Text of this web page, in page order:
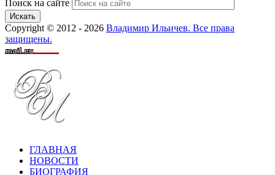
Поиск на сайте
Искать
Copyright © 2012 - 2026 Владимир Ильичев. Все права
защищены.
ГЛАВНАЯ
НОВОСТИ
БИОГРАФИЯ